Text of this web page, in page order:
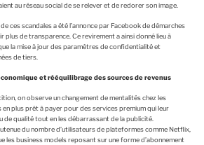
au réseau social de se relever et de redorer son image.
ces scandales a été l’annonce par Facebook de démarches
de transparence. Ce revirement a ainsi donné lieu à
la mise à jour des paramètres de confidentialité et
de tiers.
et rééquilibrage des sources de revenus
on observe un changement de mentalités chez les
plus prêt à payer pour des services premium qui leur
de qualité tout en les débarrassant de la publicité.
du nombre d’utilisateurs de plateformes comme Netflix,
les business models reposant sur une forme d’abonnement